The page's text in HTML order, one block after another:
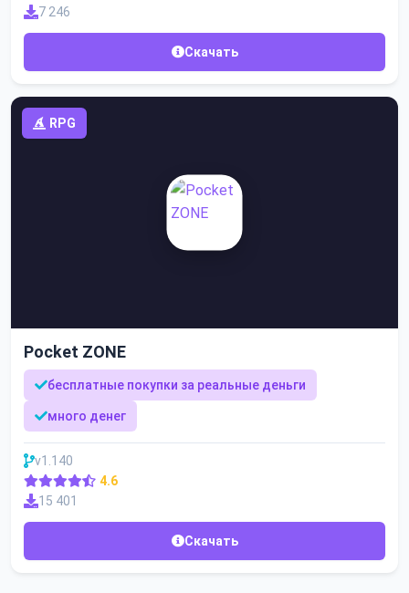
7 246
Скачать
RPG
Pocket ZONE
бесплатные покупки за реальные деньги
много денег
v1.140
4.6
15 401
Скачать